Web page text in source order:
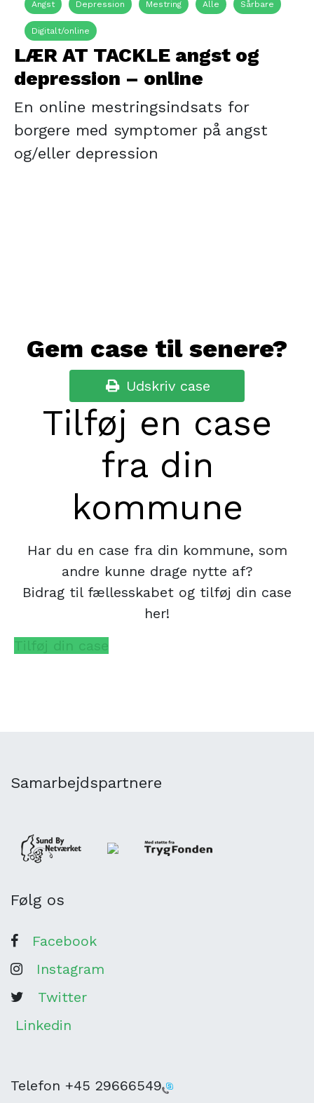
Angst Depression Mestring Alle Sårbare
Digitalt/online
LÆR AT TACKLE angst og
depression – online
En online mestringsindsats for
borgere med symptomer på angst
og/eller depression
Gem case til senere?
 Udskriv case
Tilføj en case
fra din
kommune
Har du en case fra din kommune, som
andre kunne drage nytte af?
Bidrag til fællesskabet og tilføj din case
her!
Tilføj din case
Samarbejdspartnere
Følg os
Facebook
Instagram
Twitter
Linkedin
Telefon +45 29666549